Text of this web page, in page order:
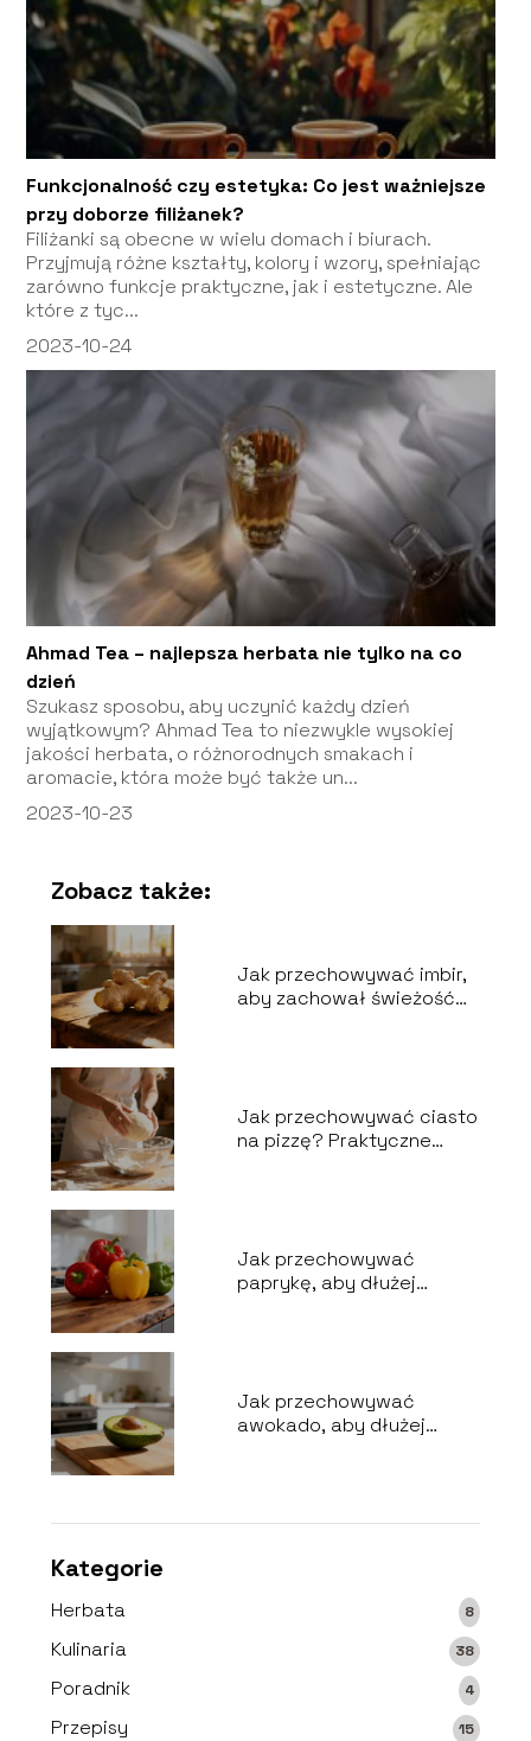
Funkcjonalność czy estetyka: Co jest ważniejsze
przy doborze filiżanek?
Filiżanki są obecne w wielu domach i biurach.
Przyjmują różne kształty, kolory i wzory, spełniając
zarówno funkcje praktyczne, jak i estetyczne. Ale
które z tyc...
2023-10-24
Ahmad Tea – najlepsza herbata nie tylko na co
dzień
Szukasz sposobu, aby uczynić każdy dzień
wyjątkowym? Ahmad Tea to niezwykle wysokiej
jakości herbata, o różnorodnych smakach i
aromacie, która może być także un...
2023-10-23
Zobacz także:
Jak przechowywać imbir,
aby zachował świeżość
Jak przechowywać ciasto
na pizzę? Praktyczne
Jak przechowywać
paprykę, aby dłużej
Jak przechowywać
awokado, aby dłużej
Kategorie
Herbata 8
Kulinaria 38
Poradnik 4
Przepisy 15